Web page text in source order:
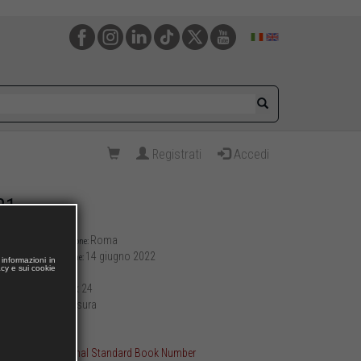
Registrati Accedi
Luogo di pubblicazione: Roma
Data di pubblicazione: 14 giugno 2022
Pagine:132
17 x 24
brossura
ISBN International Standard Book Number
in
e sui cookie